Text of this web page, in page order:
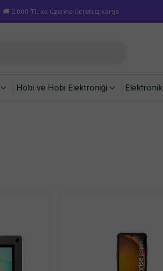
kadar verilen siparişler aynı gün kargoda!
Hobi ve Hobi Elektroniği Elektronik